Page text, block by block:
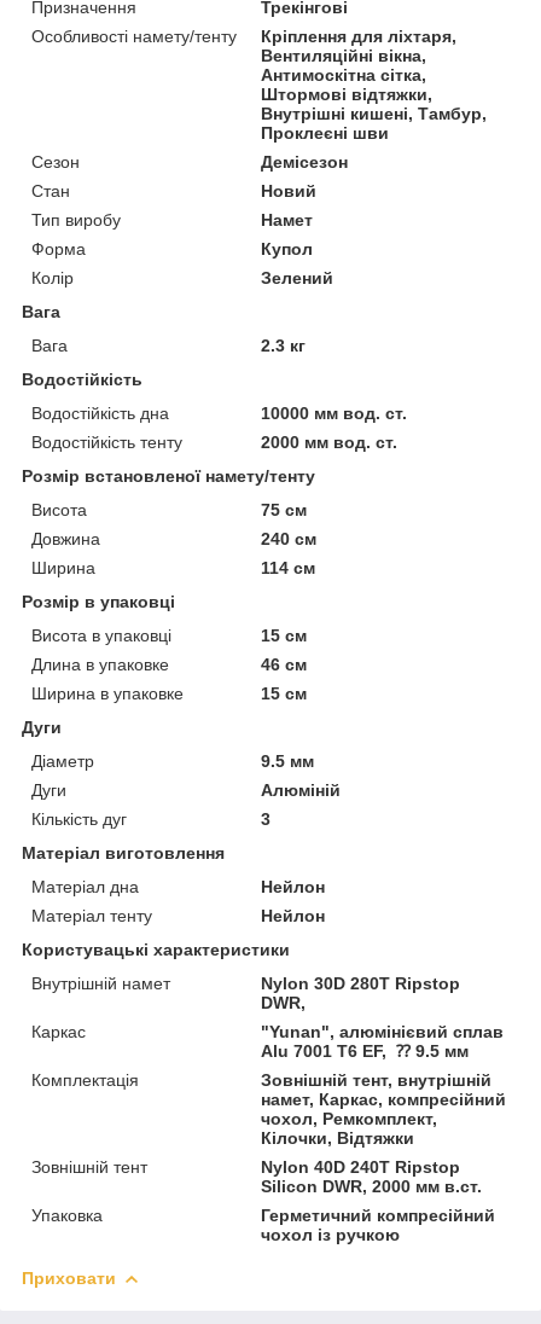
Призначення
Трекінгові
Особливості намету/тенту
Кріплення для ліхтаря,
Вентиляційні вікна,
Антимоскітна сітка,
Штормові відтяжки,
Внутрішні кишені, Тамбур,
Проклеєні шви
Сезон
Демісезон
Стан
Новий
Тип виробу
Намет
Форма
Купол
Колір
Зелений
Вага
Вага
2.3 кг
Водостійкість
Водостійкість дна
10000 мм вод. ст.
Водостійкість тенту
2000 мм вод. ст.
Розмір встановленої намету/тенту
Висота
75 см
Довжина
240 см
Ширина
114 см
Розмір в упаковці
Висота в упаковці
15 см
Длина в упаковке
46 см
Ширина в упаковке
15 см
Дуги
Діаметр
9.5 мм
Дуги
Алюміній
Кількість дуг
3
Матеріал виготовлення
Матеріал дна
Нейлон
Матеріал тенту
Нейлон
Користувацькi характеристики
Внутрішній намет
Nylon 30D 280T Ripstop
DWR,
Каркас
"Yunan", алюмінієвий сплав
Alu 7001 T6 EF, ⁇ 9.5 мм
Комплектація
Зовнішній тент, внутрішній
намет, Каркас, компресійний
чохол, Ремкомплект,
Кілочки, Відтяжки
Зовнішній тент
Nylon 40D 240T Ripstop
Silicon DWR, 2000 мм в.ст.
Упаковка
Герметичний компресійний
чохол із ручкою
Приховати